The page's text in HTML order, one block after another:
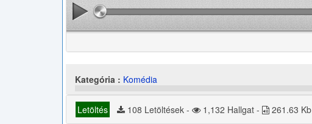
Kategória : Komédia
Letöltés 108 Letöltések - 1,132 Hallgat - 261.63 Kb